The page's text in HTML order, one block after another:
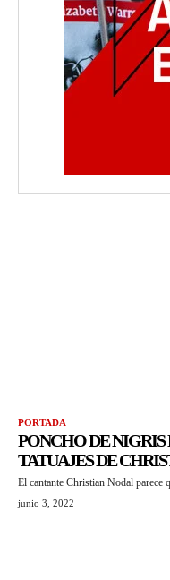
PORTADA
PONCHO DE
TATUAJES DE
El cantante Christian Nodal parece
junio 3, 2022